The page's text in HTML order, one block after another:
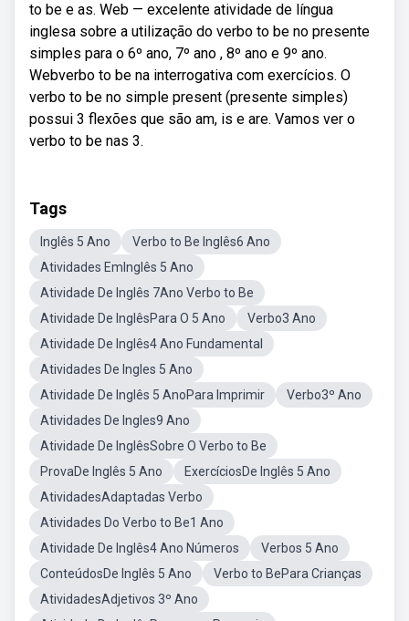
to be e as. Web — excelente atividade de língua
inglesa sobre a utilização do verbo to be no presente
simples para o 6º ano, 7º ano , 8º ano e 9º ano.
Webverbo to be na interrogativa com exercícios. O
verbo to be no simple present (presente simples)
possui 3 flexões que são am, is e are. Vamos ver o
verbo to be nas 3.
Tags
Inglês 5 Ano
Verbo to Be Inglês6 Ano
Atividades EmInglês 5 Ano
Atividade De Inglês 7Ano Verbo to Be
Atividade De InglêsPara O 5 Ano
Verbo3 Ano
Atividade De Inglês4 Ano Fundamental
Atividades De Ingles 5 Ano
Atividade De Inglês 5 AnoPara Imprimir
Verbo3º Ano
Atividades De Ingles9 Ano
Atividade De InglêsSobre O Verbo to Be
ProvaDe Inglês 5 Ano
ExercíciosDe Inglês 5 Ano
AtividadesAdaptadas Verbo
Atividades Do Verbo to Be1 Ano
Atividade De Inglês4 Ano Números
Verbos 5 Ano
ConteúdosDe Inglês 5 Ano
Verbo to BePara Crianças
AtividadesAdjetivos 3º Ano